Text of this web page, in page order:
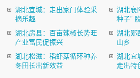
湖北宜城：走出家门体验采
摘乐趣
湖北襄
种子”
湖北房县：百亩辣椒长势旺
产业富民促振兴
湖北郧
山乡
湖北松滋：稻虾菇循环种养
冬田长出新效益
湖北宜
走出特